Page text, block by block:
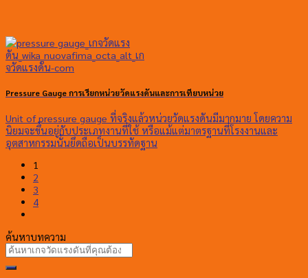
Pressure Gauge การเรียกหน่วยวัดแรงดันและการเทียบหน่วย
Unit of pressure gauge ที่จริงแล้วหน่วยวัดแรงดันมีมากมาย โดยความ
นิยมจะขึ้นอยู่กับประเภทงานที่ใช้ หรือแม้แต่มาตรฐานที่โรงงานและ
อุตสาหกรรมนั้นยึดถือเป็นบรรทัดฐาน
1
2
3
4
ค้นหาบทความ